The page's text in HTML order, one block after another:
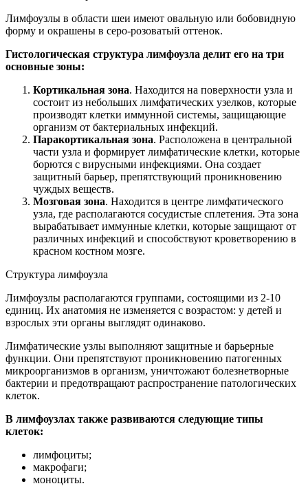
Лимфоузлы в области шеи имеют овальную или бобовидную
форму и окрашены в серо-розоватый оттенок.
Гистологическая структура лимфоузла делит его на три
основные зоны:
Кортикальная зона. Находится на поверхности узла и
состоит из небольших лимфатических узелков, которые
производят клетки иммунной системы, защищающие
организм от бактериальных инфекций.
Паракортикальная зона. Расположена в центральной
части узла и формирует лимфатические клетки, которые
борются с вирусными инфекциями. Она создает
защитный барьер, препятствующий проникновению
чуждых веществ.
Мозговая зона. Находится в центре лимфатического
узла, где располагаются сосудистые сплетения. Эта зона
вырабатывает иммунные клетки, которые защищают от
различных инфекций и способствуют кроветворению в
красном костном мозге.
Структура лимфоузла
Лимфоузлы располагаются группами, состоящими из 2-10
единиц. Их анатомия не изменяется с возрастом: у детей и
взрослых эти органы выглядят одинаково.
Лимфатические узлы выполняют защитные и барьерные
функции. Они препятствуют проникновению патогенных
микроорганизмов в организм, уничтожают болезнетворные
бактерии и предотвращают распространение патологических
клеток.
В лимфоузлах также развиваются следующие типы
клеток:
лимфоциты;
макрофаги;
моноциты.